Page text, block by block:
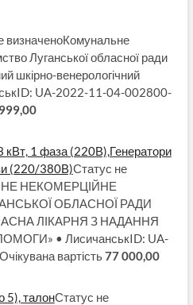
визначеноКомунальне
Луганської обласної ради
шкірно-венерологічний
UA-2022-11-04-002800-
кВт, 1 фаза (220В),Генератори
(220/380В)Статус не
НЕКОМЕРЦІЙНЕ
ОБЛАСНОЇ РАДИ
ЛІКАРНЯ З НАДАННЯ
• ЛисичанськID: UA-
вартість77 000,00
5), талонСтатус не